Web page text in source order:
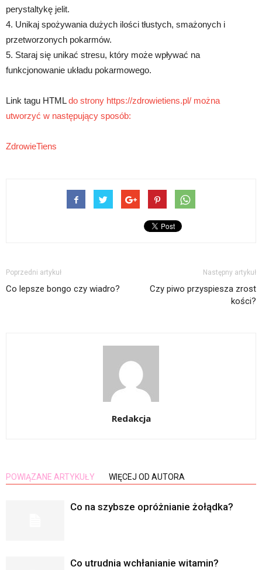
perystaltykę jelit.
4. Unikaj spożywania dużych ilości tłustych, smażonych i
przetworzonych pokarmów.
5. Staraj się unikać stresu, który może wpływać na
funkcjonowanie układu pokarmowego.
Link tagu HTMLdo strony https://zdrowietiens.pl/ można
utworzyć w następujący sposób:
ZdrowieTiens
Poprzedni artykuł
Co lepsze bongo czy wiadro?
Następny artykuł
Czy piwo przyspiesza zrost
kości?
Redakcja
POWIĄZANE ARTYKUŁY WIĘCEJ OD AUTORA
Co na szybsze opróżnianie żołądka?
Co utrudnia wchłanianie witamin?